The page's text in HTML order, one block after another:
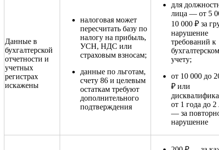
Данные в
бухгалтерской
отчетности и
учетных
регистрах
искажены
налоговая может
пересчитать базу по
налогу на прибыль,
УСН, НДС или
страховым взносам;
данные по льготам,
счету 86 и целевым
остаткам требуют
дополнительного
подтверждения
для
лица — от 5
10 000 ₽ за
нарушение
требований к
учету;
от 10 000 до
₽ или
от 1 года до 2
— за
нарушение